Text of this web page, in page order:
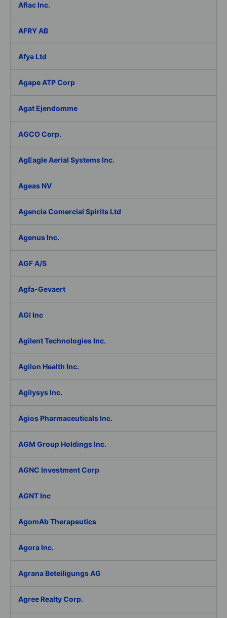
Aflac Inc.
AFRY AB
Afya Ltd
Agape ATP Corp
Agat Ejendomme
AGCO Corp.
AgEagle Aerial Systems Inc.
Ageas NV
Agencia Comercial Spirits Ltd
Agenus Inc.
AGF A/S
Agfa-Gevaert
AGI Inc
Agilent Technologies Inc.
Agilon Health Inc.
Agilysys Inc.
Agios Pharmaceuticals Inc.
AGM Group Holdings Inc.
AGNC Investment Corp
AGNT Inc
AgomAb Therapeutics
Agora Inc.
Agrana Beteiligungs AG
Agree Realty Corp.